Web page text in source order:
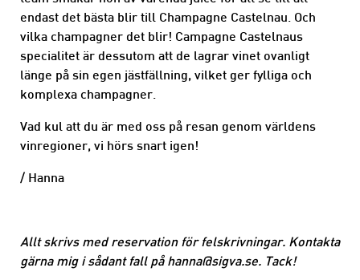
endast det bästa blir till Champagne Castelnau. Och
vilka champagner det blir! Campagne Castelnaus
specialitet är dessutom att de lagrar vinet ovanligt
länge på sin egen jästfällning, vilket ger fylliga och
komplexa champagner.
Vad kul att du är med oss på resan genom världens
vinregioner, vi hörs snart igen!
/ Hanna
Allt skrivs med reservation för felskrivningar. Kontakta
gärna mig i sådant fall på hanna@sigva.se. Tack!